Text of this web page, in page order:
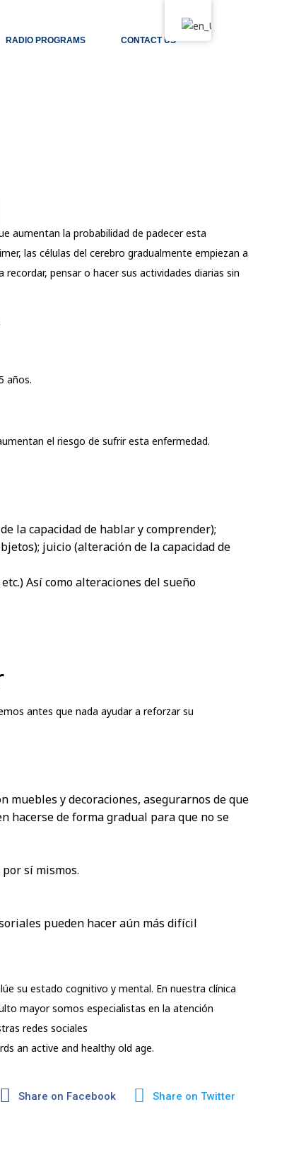
RADIO PROGRAMS CONTACT US
aumentan la probabilidad de padecer esta
las células del cerebro gradualmente empiezan a
pensar o hacer sus actividades diarias sin
años.
el riesgo de sufrir esta enfermedad.
la capacidad de hablar y comprender);
juicio (alteración de la capacidad de
Así como alteraciones del sueño
antes que nada ayudar a reforzar su
y decoraciones, asegurarnos de que
hacerse de forma gradual para que no se
sí mismos.
pueden hacer aún más difícil
su estado cognitivo y mental. En nuestra clínica
mayor somos especialistas en la atención
redes sociales
an active and healthy old age.
Share on Facebook Share on Twitter